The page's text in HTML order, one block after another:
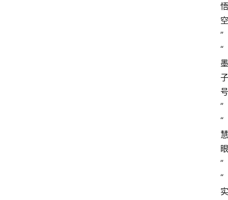
悟
空
”
“
墨
子
号
”
“
慧
眼
”
“
实